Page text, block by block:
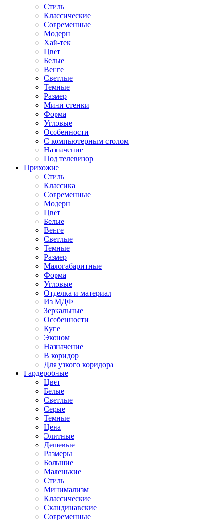
Стиль
Классические
Современные
Модерн
Хай-тек
Цвет
Белые
Венге
Светлые
Темные
Размер
Мини стенки
Форма
Угловые
Особенности
С компьютерным столом
Назначение
Под телевизор
Прихожие
Стиль
Классика
Современные
Модерн
Цвет
Белые
Венге
Светлые
Темные
Размер
Малогабаритные
Форма
Угловые
Отделка и материал
Из МДФ
Зеркальные
Особенности
Купе
Эконом
Назначение
В коридор
Для узкого коридора
Гардеробные
Цвет
Белые
Светлые
Серые
Темные
Цена
Элитные
Дешевые
Размеры
Большие
Маленькие
Стиль
Минимализм
Классические
Скандинавские
Современные